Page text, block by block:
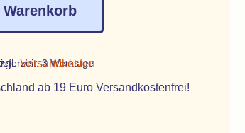
Warenkorb
3 Werktage
Versandkosten
ab 19 Euro Versandkostenfrei!